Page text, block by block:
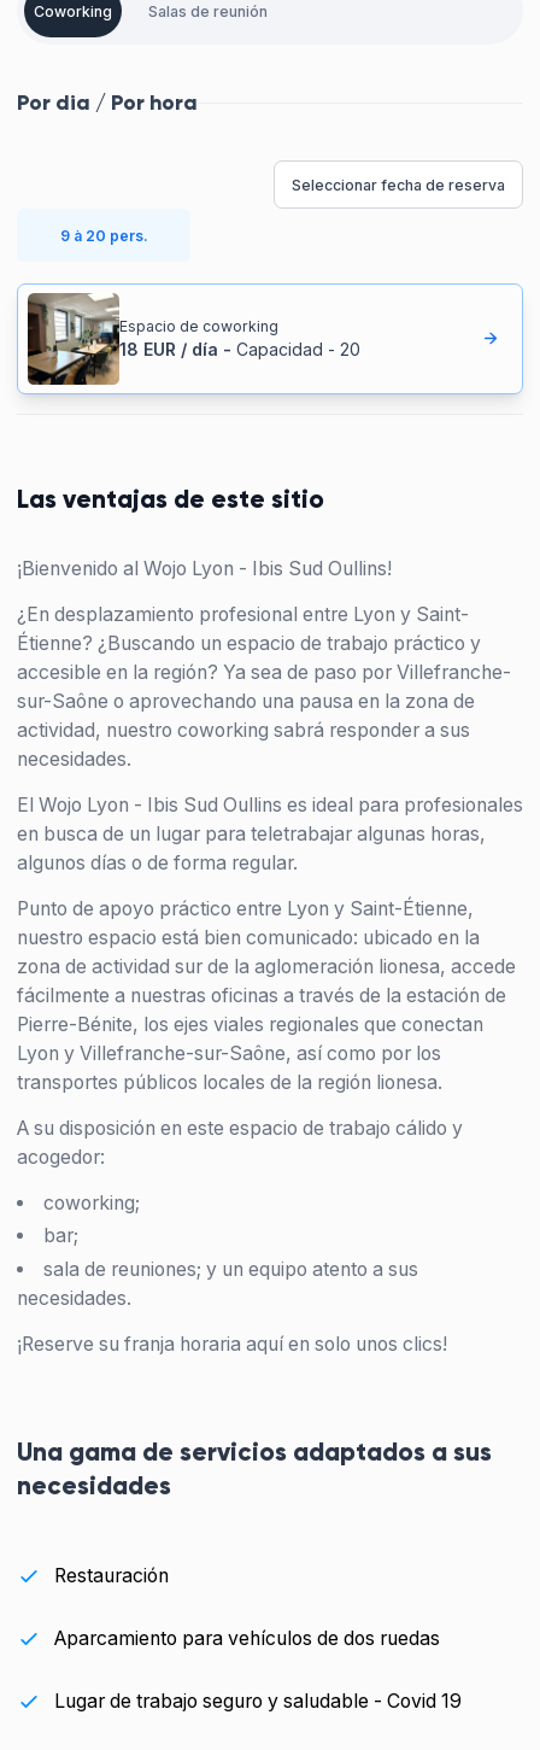
Coworking Salas de reunión
Por dia / Por hora
Seleccionar fecha de reserva
9 à 20 pers.
Espacio de coworking
18 EUR / día - Capacidad - 20
Las ventajas de este sitio
¡Bienvenido al Wojo Lyon - Ibis Sud Oullins!
¿En desplazamiento profesional entre Lyon y Saint-
Étienne? ¿Buscando un espacio de trabajo práctico y
accesible en la región? Ya sea de paso por Villefranche-
sur-Saône o aprovechando una pausa en la zona de
actividad, nuestro coworking sabrá responder a sus
necesidades.
El Wojo Lyon - Ibis Sud Oullins es ideal para profesionales
en busca de un lugar para teletrabajar algunas horas,
algunos días o de forma regular.
Punto de apoyo práctico entre Lyon y Saint-Étienne,
nuestro espacio está bien comunicado: ubicado en la
zona de actividad sur de la aglomeración lionesa, accede
fácilmente a nuestras oficinas a través de la estación de
Pierre-Bénite, los ejes viales regionales que conectan
Lyon y Villefranche-sur-Saône, así como por los
transportes públicos locales de la región lionesa.
A su disposición en este espacio de trabajo cálido y
acogedor:
coworking;
bar;
sala de reuniones; y un equipo atento a sus
necesidades.
¡Reserve su franja horaria aquí en solo unos clics!
Una gama de servicios adaptados a sus
necesidades
Restauración
Aparcamiento para vehículos de dos ruedas
Lugar de trabajo seguro y saludable - Covid 19